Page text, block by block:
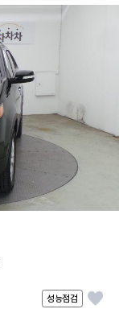
성능점검